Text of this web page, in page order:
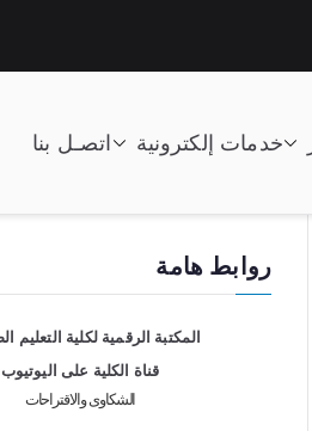
خدمات إلكترونية اتصـل بنا
روابط هامة
المكتبة الرقمية لكلية التعليم
قناة الكلية على اليوتيوب
الشكاوى والاقتراحات